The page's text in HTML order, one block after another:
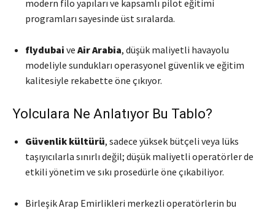
modern filo yapıları ve kapsamlı pilot eğitimi
programları sayesinde üst sıralarda.
flydubai ve Air Arabia, düşük maliyetli havayolu
modeliyle sundukları operasyonel güvenlik ve eğitim
kalitesiyle rekabette öne çıkıyor.
Yolculara Ne Anlatıyor Bu Tablo?
Güvenlik kültürü, sadece yüksek bütçeli veya lüks
taşıyıcılarla sınırlı değil; düşük maliyetli operatörler de
etkili yönetim ve sıkı prosedürle öne çıkabiliyor.
Birleşik Arap Emirlikleri merkezli operatörlerin bu